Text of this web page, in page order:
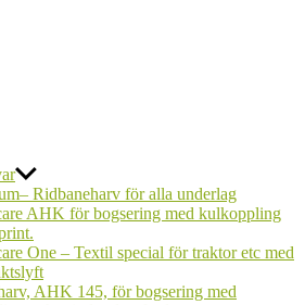
Ridbaneharv för alla underlag
AHK för bogsering med kulkoppling
One – Textil special för traktor etc med
AHK 145, för bogsering med